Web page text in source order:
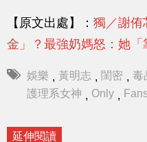
【原文出處】： 獨／謝侑
金」？最強奶媽怒：她
娛樂 , 黃明志 , 閨密 , 毒
護理系女神 , Only ,
延伸閱讀